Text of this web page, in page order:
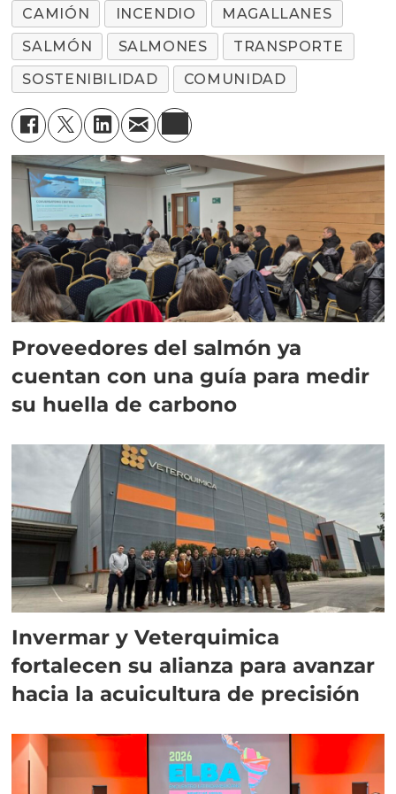
CAMIÓN INCENDIO
MAGALLANES
SALMÓN
SALMONES
TRANSPORTE
SOSTENIBILIDAD
COMUNIDAD
Proveedores del salmón ya
cuentan con una guía para medir
su huella de carbono
Invermar y Veterquimica
fortalecen su alianza para avanzar
hacia la acuicultura de precisión